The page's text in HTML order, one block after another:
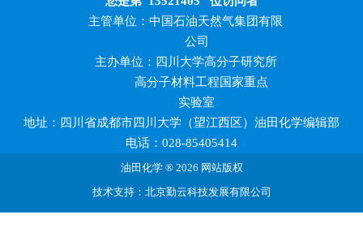
主管单位：中国石油天然气集团有限
公司
主办单位：四川大学高分子研究所
高分子材料工程国家重点
实验室
地址：四川省成都市四川大学（望江西区）油田化学编辑部
电话：028-85405414
油田化学 ® 2026 网站版权
技术支持：北京勤云科技发展有限公司